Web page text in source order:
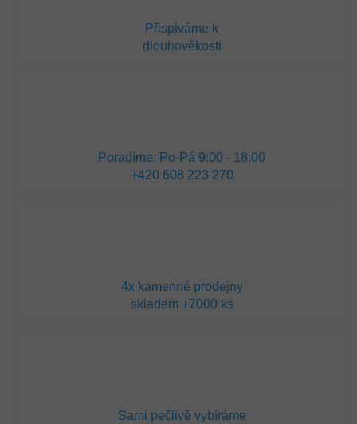
Přispíváme k
dlouhověkosti
Poradíme: Po-Pá 9:00 - 18:00
+420 608 223 270
4x kamenné prodejny
skladem +7000 ks
Sami pečlivě vybíráme